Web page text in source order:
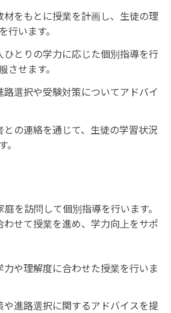
材をもとに授業を計画し、生徒の理
行います。
ひとりの学力に応じた個別指導を行
させます。
路選択や受験対策についてアドバイ
との連絡を通じて、生徒の学習状況
。
を訪問して個別指導を行います。
わせて授業を進め、学力向上をサポ
力や理解度に合わせた授業を行いま
や進路選択に関するアドバイスを提